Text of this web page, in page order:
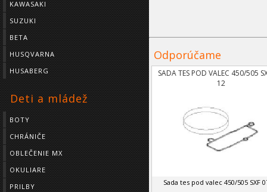
KAWASAKI
SUZUKI
BETA
HUSQVARNA
HUSABERG
Deti a mládež
BOTY
CHRÁNIČE
OBLEČENIE MX
OKULIARE
PRILBY
Odporúčame
SADA TES POD VALEC 450/505
12
Sada tes pod valec 450/505 SXF